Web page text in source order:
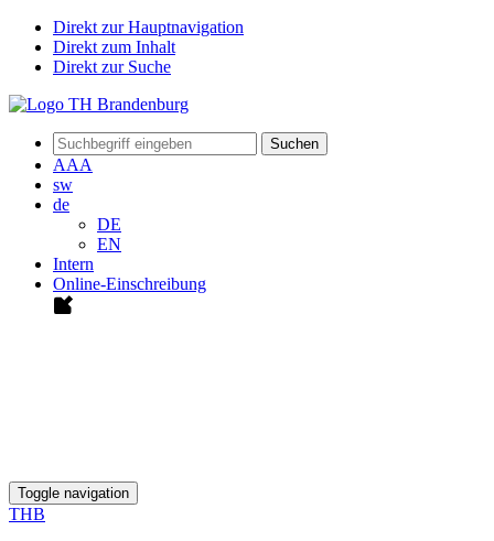
Direkt zur Hauptnavigation
Direkt zum Inhalt
Direkt zur Suche
Suchen
AAA
sw
de
DE
EN
Intern
Online-Einschreibung
Toggle navigation
THB